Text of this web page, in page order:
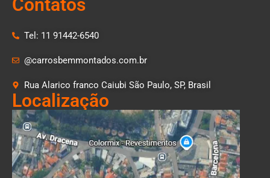
Contatos
Tel: 11 91442-6540
@carrosbemmontados.com.br
Rua Alarico franco Caiubi São Paulo, SP, Brasil
Localização